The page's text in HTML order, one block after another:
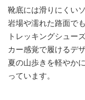
靴底には滑りにくい
岩場や濡れた路面で
トレッキングシュー
カー感覚で履けるデ
夏の山歩きを軽やか
っています。